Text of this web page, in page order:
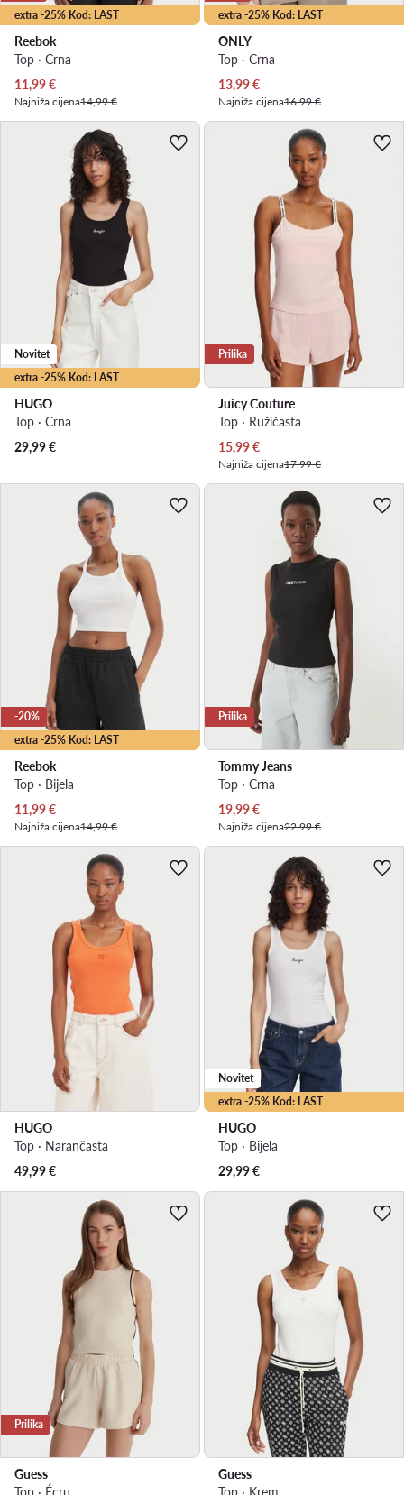
extra -25% Kod: LAST
Reebok
Top · Crna
Trenutna cijena
11,99€
Najniža cijena14,99 €
extra -25% Kod: LAST
ONLY
Top · Crna
Trenutna cijena
13,99€
Najniža cijena16,99 €
extra -25% Kod: LAST
Novitet
HUGO
Top · Crna
29,99€
Prilika
Juicy Couture
Top · Ružičasta
Trenutna cijena
15,99€
Najniža cijena17,99 €
extra -25% Kod: LAST
-20%
Reebok
Top · Bijela
Trenutna cijena
11,99€
Najniža cijena14,99 €
Prilika
Tommy Jeans
Top · Crna
Trenutna cijena
19,99€
Najniža cijena22,99 €
HUGO
Top · Narančasta
49,99€
extra -25% Kod: LAST
Novitet
HUGO
Top · Bijela
29,99€
Prilika
Guess
Top · Écru
Guess
Top · Krem